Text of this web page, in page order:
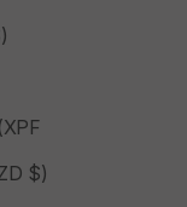
$)